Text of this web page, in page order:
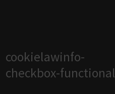
cookielawinfo-
checkbox-functional